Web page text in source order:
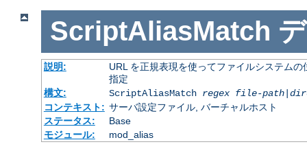
ScriptAliasMatch
説明:
URL を正規表現を使ってファイルシステム
指定
構文:
ScriptAliasMatch regex file-path|
コンテキスト: サーバ設定ファイル, バーチャルホスト
ステータス:
Base
モジュール:
mod_alias